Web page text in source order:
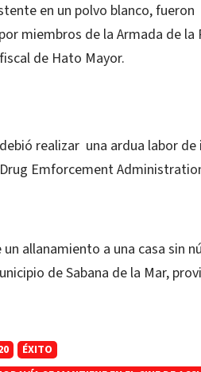
en un polvo blanco,
miembros de la Armada de
de Hato Mayor.
realizar una ardua labor
Emforcement
allanamiento a una casa sin
de Sabana de la Mar,
ÉXITO